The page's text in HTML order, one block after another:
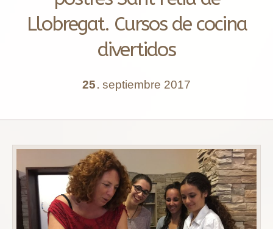
Llobregat. Cursos de cocina
divertidos
25 . septiembre 2017